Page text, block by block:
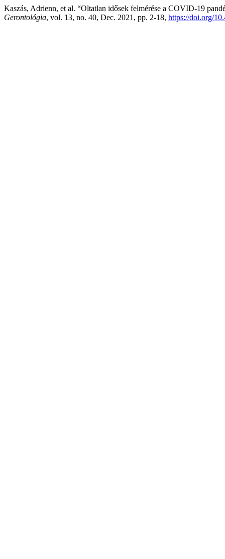
Kaszás, Adrienn, et al. “Oltatlan idősek felmérése a COVID-19
Gerontológia, vol. 13, no. 40, Dec. 2021, pp. 2-18, https://doi.org/